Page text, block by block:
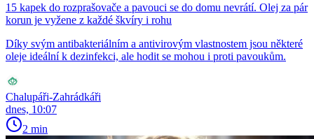
15 kapek do rozprašovače a pavouci se do domu nevrátí. Olej za pár
korun je vyžene z každé škvíry i rohu
Díky svým antibakteriálním a antivirovým vlastnostem jsou některé
oleje ideální k dezinfekci, ale hodit se mohou i proti pavoukům.
Chalupáři-Zahrádkáři
dnes, 10:07
2 min